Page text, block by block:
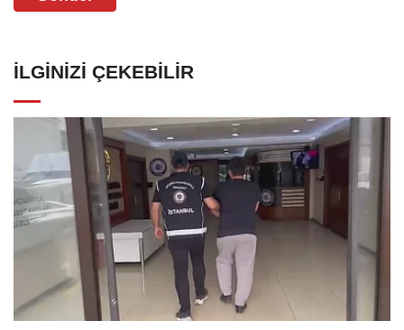
İLGINIZI ÇEKEBILIR